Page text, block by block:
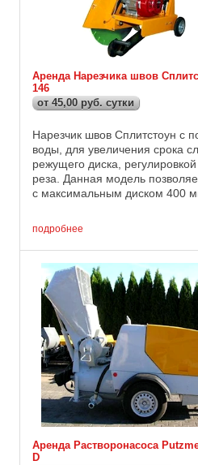
Аренда Нарезчика швов
146
от 45,00 руб. сутки
Нарезчик швов Сплитстоун с
воды, для увеличения срока
режущего диска,
реза. Данная модель
с максимальным диском 400
втором случае будет ...
подробнее
Аренда Растворонасоса
D